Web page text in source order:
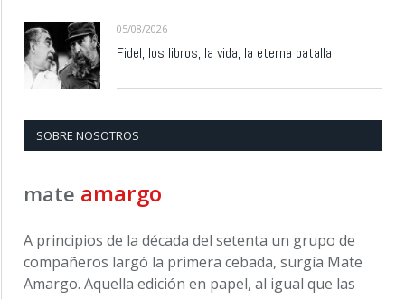
05/08/2026
Fidel, los libros, la vida, la eterna batalla
SOBRE NOSOTROS
mate amargo
A principios de la década del setenta un grupo de
compañeros largó la primera cebada, surgía Mate
Amargo. Aquella edición en papel, al igual que las